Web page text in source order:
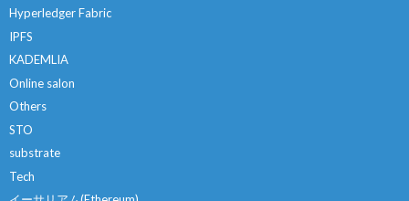
Hyperledger Fabric
IPFS
KADEMLIA
Online salon
Others
STO
substrate
Tech